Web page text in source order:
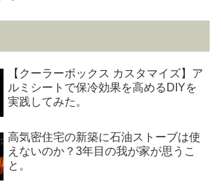
【クーラーボックス カスタマイズ】ア
ルミシートで保冷効果を高めるDIYを
実践してみた。
高気密住宅の新築に石油ストーブは使
えないのか？3年目の我が家が思うこ
と。